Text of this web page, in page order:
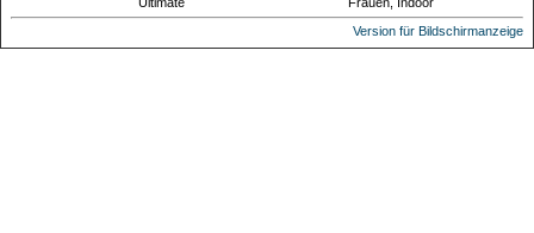
Version für Bildschirmanzeige